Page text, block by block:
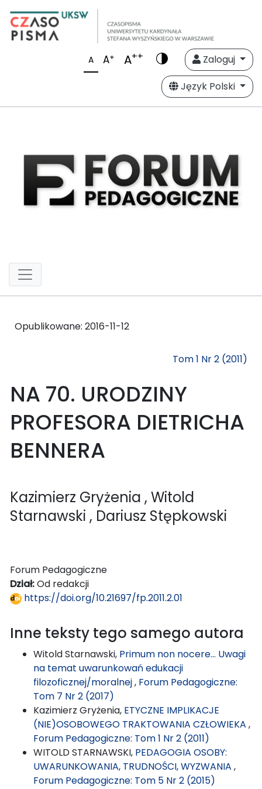
A A+ A++
Zaloguj
Język Polski
Opublikowane: 2016-11-12
Tom 1 Nr 2 (2011)
NA 70. URODZINY
PROFESORA DIETRICHA
BENNERA
Kazimierz Gryżenia , Witold
Starnawski , Dariusz Stępkowski
Forum Pedagogiczne
Dział:Od redakcji
https://doi.org/10.21697/fp.2011.2.01
Inne teksty tego samego autora
Witold Starnawski, Primum non nocere… Uwagi
na temat uwarunkowań edukacji
filozoficznej/moralnej, Forum Pedagogiczne:
Tom 7 Nr 2 (2017)
Kazimierz Gryżenia, ETYCZNE IMPLIKACJE
(NIE)OSOBOWEGO TRAKTOWANIA CZŁOWIEKA ,
Forum Pedagogiczne: Tom 1 Nr 2 (2011)
WITOLD STARNAWSKI, PEDAGOGIA OSOBY:
UWARUNKOWANIA, TRUDNOŚCI, WYZWANIA ,
Forum Pedagogiczne: Tom 5 Nr 2 (2015)